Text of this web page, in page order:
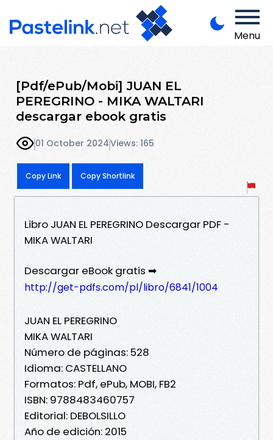
Menu
[Pdf/ePub/Mobi] JUAN EL
PEREGRINO - MIKA WALTARI
descargar ebook gratis
01 October 2024Views: 165
Copy Link Copy Shortlink
Libro JUAN EL PEREGRINO Descargar PDF -
MIKA WALTARI
Descargar eBook gratis ➡
http://get-pdfs.com/pl/libro/6841/1004
JUAN EL PEREGRINO
MIKA WALTARI
Número de páginas: 528
Idioma: CASTELLANO
Formatos: Pdf, ePub, MOBI, FB2
ISBN: 9788483460757
Editorial: DEBOLSILLO
Año de edición: 2015